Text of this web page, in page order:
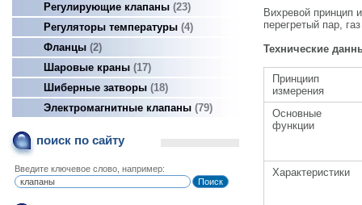
Регулирующие клапаны 23
Регуляторы температуры 4
Фланцы 2
Шаровые краны 17
Шиберные затворы 18
Электромагнитные клапаны 79
поиск по сайту
Введите ключевое слово, например:
Вихревой принцип
перегретый пар,
Технические
Принциип
измерения
Основные
функции
Характеристики